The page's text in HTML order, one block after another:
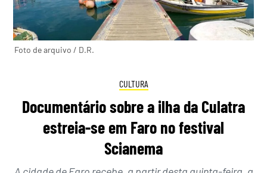
Foto de arquivo / D.R.
CULTURA
Documentário sobre a ilha da Culatra
estreia-se em Faro no festival
Scianema